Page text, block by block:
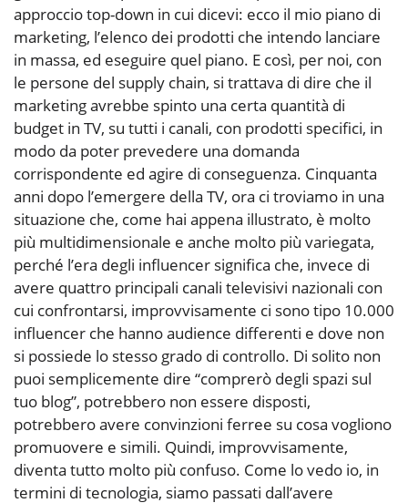
approccio top-down in cui dicevi: ecco il mio piano di
marketing, l’elenco dei prodotti che intendo lanciare
in massa, ed eseguire quel piano. E così, per noi, con
le persone del supply chain, si trattava di dire che il
marketing avrebbe spinto una certa quantità di
budget in TV, su tutti i canali, con prodotti specifici, in
modo da poter prevedere una domanda
corrispondente ed agire di conseguenza. Cinquanta
anni dopo l’emergere della TV, ora ci troviamo in una
situazione che, come hai appena illustrato, è molto
più multidimensionale e anche molto più variegata,
perché l’era degli influencer significa che, invece di
avere quattro principali canali televisivi nazionali con
cui confrontarsi, improvvisamente ci sono tipo 10.000
influencer che hanno audience differenti e dove non
si possiede lo stesso grado di controllo. Di solito non
puoi semplicemente dire “comprerò degli spazi sul
tuo blog”, potrebbero non essere disposti,
potrebbero avere convinzioni ferree su cosa vogliono
promuovere e simili. Quindi, improvvisamente,
diventa tutto molto più confuso. Come lo vedo io, in
termini di tecnologia, siamo passati dall’avere